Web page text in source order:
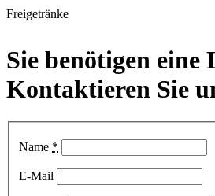
Freigetränke
Sie benötigen eine
Kontaktieren Sie
Name *
E-Mail